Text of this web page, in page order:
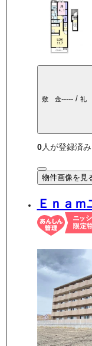
敷 金-----/ 礼
0人が登録済み
物件画像を見
Ｅｎａｍ